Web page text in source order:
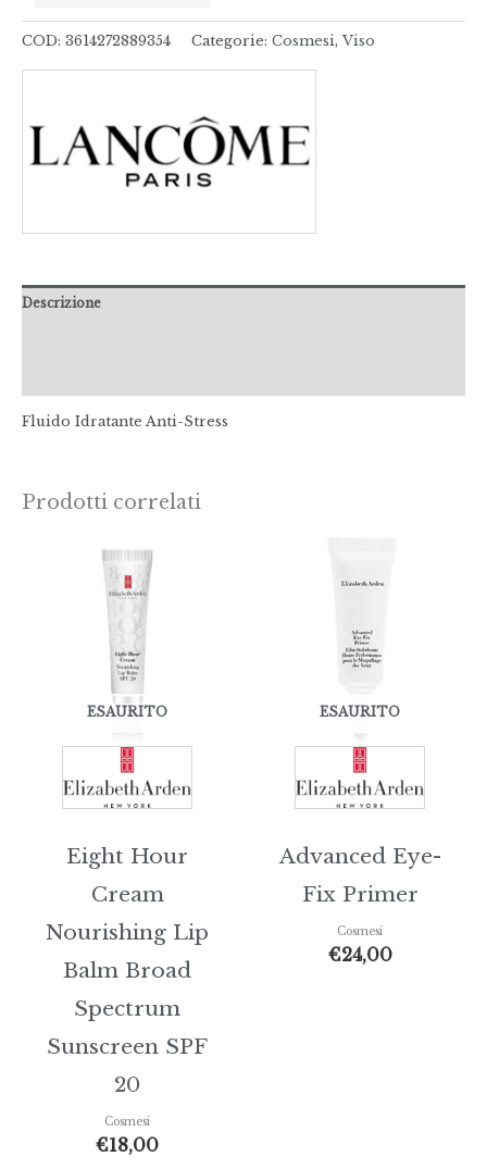
COD: 3614272889354 Categorie: Cosmesi, Viso
Descrizione
Fluido Idratante Anti-Stress
Prodotti correlati
ESAURITO
Eight Hour
Cream
Nourishing Lip
Balm Broad
Spectrum
Sunscreen SPF
20
Cosmesi
€18,00
ESAURITO
Advanced Eye-
Fix Primer
Cosmesi
€24,00